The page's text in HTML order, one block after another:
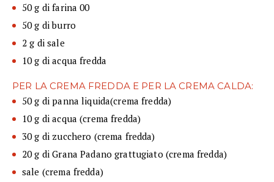
50 g di farina 00
50 g di burro
2 g di sale
10 g di acqua fredda
PER LA CREMA FREDDA E PER LA CREMA CALDA:
50 g di panna liquida(crema fredda)
10 g di acqua (crema fredda)
30 g di zucchero (crema fredda)
20 g di Grana Padano grattugiato (crema fredda)
sale (crema fredda)